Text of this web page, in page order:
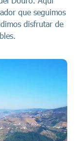
que seguimos
disfrutar de